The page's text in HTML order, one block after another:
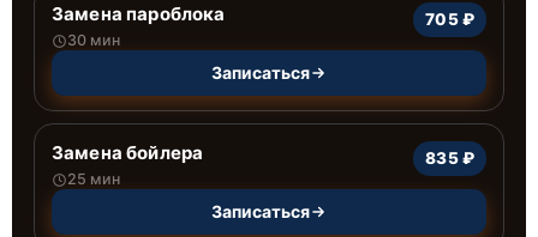
Замена пароблока
30 мин
705 ₽
Записаться
Замена бойлера
25 мин
835 ₽
Записаться